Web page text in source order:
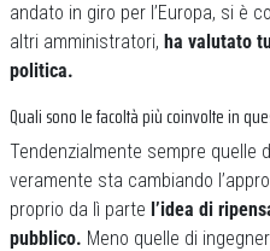
andato in giro per l’Europa, si è
altri amministratori, ha valutato
politica.
Quali sono le facoltà più coinvolte in
Tendenzialmente sempre quelle
veramente sta cambiando
proprio da lì parte l’idea di
pubblico. Meno quelle di